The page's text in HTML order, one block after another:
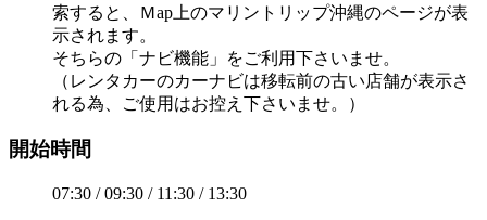
索すると、Ｍap上のマリントリップ沖縄のページが表
示されます。
そちらの「ナビ機能」をご利用下さいませ。
（レンタカーのカーナビは移転前の古い店舗が表示さ
れる為、ご使用はお控え下さいませ。）
開始時間
07:30 / 09:30 / 11:30 / 13:30